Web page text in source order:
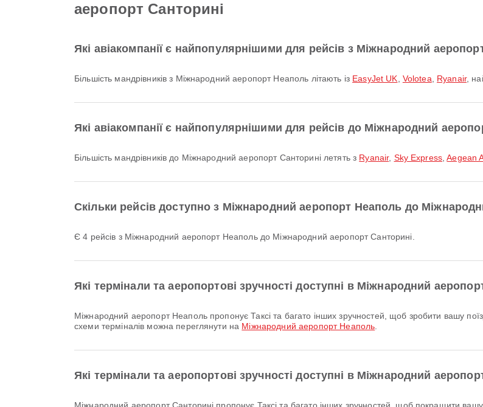
аеропорт Санторині
Які авіакомпанії є найпопулярнішими для рейсів з Міжнародний
Більшість мандрівників з Міжнародний аеропорт Неаполь літають із EasyJet UK Volotea Ryanair,
Які авіакомпанії є найпопулярнішими для рейсів до Міжнародний
Більшість мандрівників до Міжнародний аеропорт Санторині летять з Ryanair, Sky Express ,Aegean
Скільки рейсів доступно з Міжнародний аеропорт Неаполь до
Є 4 рейсів з Міжнародний аеропорт Неаполь до Міжнародний аеропорт Санторині.
Які термінали та аеропортові зручності доступні в Міжнародний
Міжнародний аеропорт Неаполь пропонує Таксі та багато інших зручностей, щоб зробити вашу поїздку комфортнішою. Детальну інформацію про послуги та
схеми терміналів можна переглянути на Міжнародний аеропорт Неаполь
Які термінали та аеропортові зручності доступні в Міжнародний